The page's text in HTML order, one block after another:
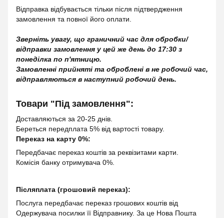
Відправка відбувається тільки після підтвердження
замовлення та повної його оплати.
Зверніть увагу, що граничний час для обробки/
відправки замовлення у цей же день до 17:30 з
понеділка по п'ятницю.
Замовленні прийняті та оброблені в не робочий час,
відправляються в наступний робочий день.
Товари "Під замовлення":
Доставляються за 20-25 днів.
Береться передплата 5% від вартості товару.
Переказ на карту 0%:
Передбачає переказ коштів за реквізитами карти.
Комісія банку отримувача 0%.
Післяплата (грошовий переказ):
Послуга передбачає переказ грошових коштів від
Одержувача посилки її Відправнику. За це Нова Пошта